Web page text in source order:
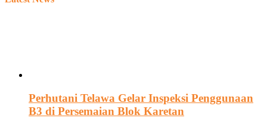
Perhutani Telawa Gelar Inspeksi Penggunaan
B3 di Persemaian Blok Karetan